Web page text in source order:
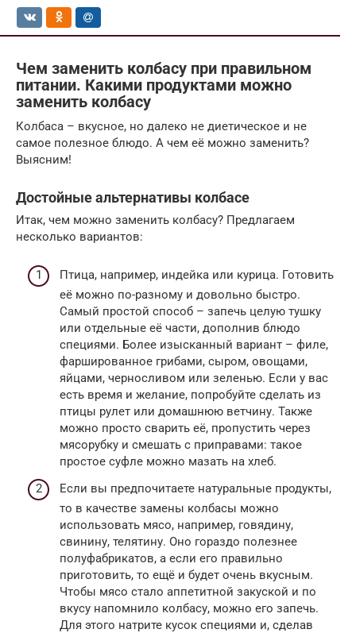
Чем заменить колбасу при правильном
питании. Какими продуктами можно
заменить колбасу
Колбаса – вкусное, но далеко не диетическое и не
самое полезное блюдо. А чем её можно заменить?
Выясним!
Достойные альтернативы колбасе
Итак, чем можно заменить колбасу? Предлагаем
несколько вариантов:
Птица, например, индейка или курица. Готовить
её можно по-разному и довольно быстро.
Самый простой способ – запечь целую тушку
или отдельные её части, дополнив блюдо
специями. Более изысканный вариант – филе,
фаршированное грибами, сыром, овощами,
яйцами, черносливом или зеленью. Если у вас
есть время и желание, попробуйте сделать из
птицы рулет или домашнюю ветчину. Также
можно просто сварить её, пропустить через
мясорубку и смешать с приправами: такое
простое суфле можно мазать на хлеб.
Если вы предпочитаете натуральные продукты,
то в качестве замены колбасы можно
использовать мясо, например, говядину,
свинину, телятину. Оно гораздо полезнее
полуфабрикатов, а если его правильно
приготовить, то ещё и будет очень вкусным.
Чтобы мясо стало аппетитной закуской и по
вкусу напомнило колбасу, можно его запечь.
Для этого натрите кусок специями и, сделав